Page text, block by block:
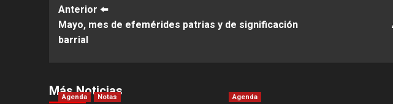
Post
Navigation
Anterior ⬅️
Mayo, mes de efemérides patrias y de significación
barrial
Más Noticias
Agenda Notas Agenda